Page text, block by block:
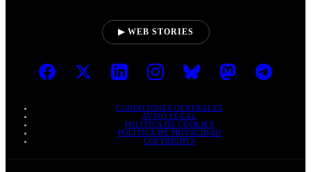
▶ WEB STORIES
CONDICIONES GENERALES
AVISO LEGAL
POLÍTICA DE COOKIES
POLÍTICA DE PRIVACIDAD
COPYRIGHTS